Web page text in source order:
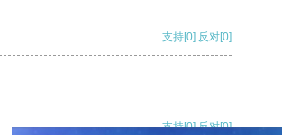
支持[0] 反对[0]
支持[0] 反对[0]